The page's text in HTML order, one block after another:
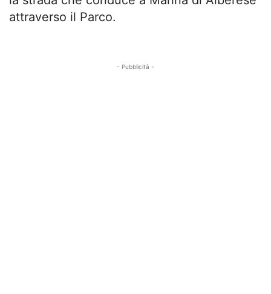
attraverso il Parco.
- Pubblicità -